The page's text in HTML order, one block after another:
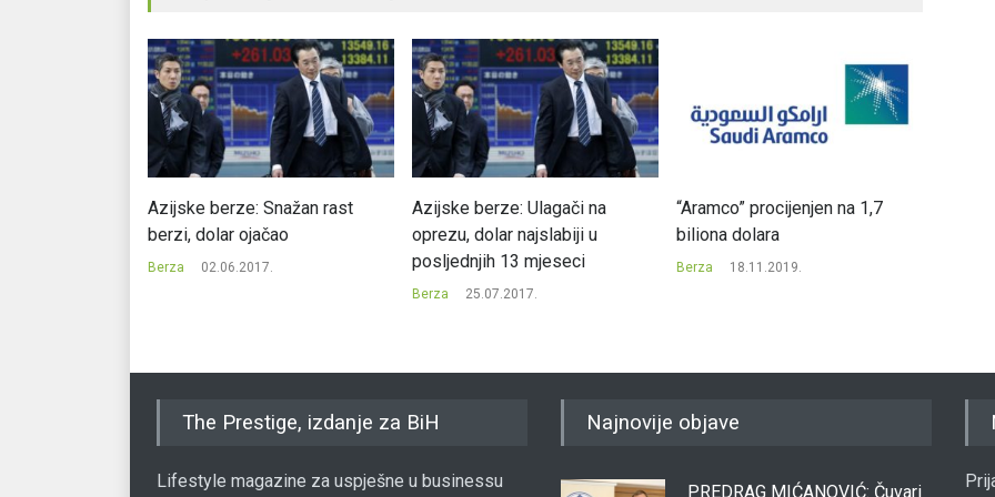
Azijske berze: Snažan rast
berzi, dolar ojačao
Berza 02.06.2017.
Azijske berze: Ulagači na
oprezu, dolar najslabiji u
posljednjih 13 mjeseci
Berza 25.07.2017.
“Aramco” procijenjen na 1,7
biliona dolara
Berza 18.11.2019.
The Prestige, izdanje za BiH
Lifestyle magazine za uspješne u businessu
Najnovije objave
PREDRAG MIĆANOVIĆ: Čuvari